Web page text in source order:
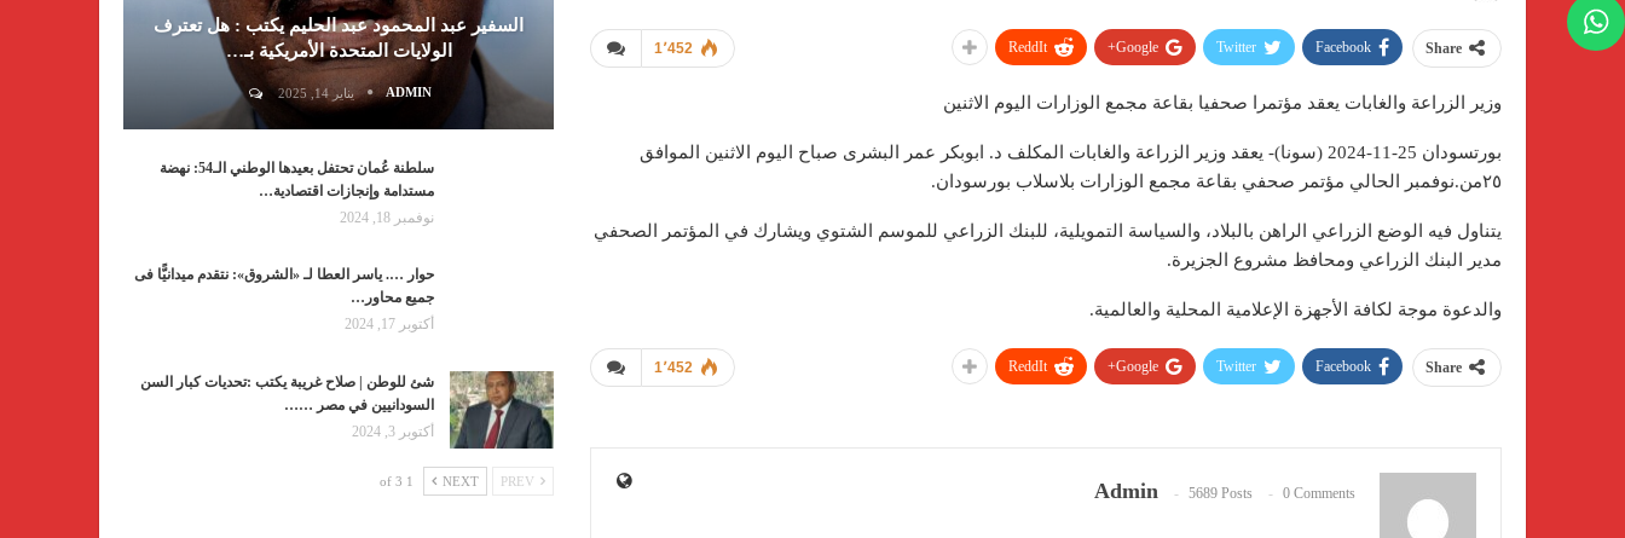
1٬452 Share
Facebook
Twitter
Google+
ReddIt
وزير الزراعة والغابات يعقد مؤتمرا صحفيا بقاعة مجمع الوزارات اليوم الاثنين
بورتسودان 25-11-2024 (سونا)- يعقد وزير الزراعة والغابات المكلف د. ابوبكر عمر البشرى صباح اليوم الاثنين الموافق
٢٥من.نوفمبر الحالي مؤتمر صحفي بقاعة مجمع الوزارات بلاسلاب بورسودان.
يتناول فيه الوضع الزراعي الراهن بالبلاد، والسياسة التمويلية، للبنك الزراعي للموسم الشتوي ويشارك في المؤتمر الصحفي
مدير البنك الزراعي ومحافظ مشروع الجزيرة.
والدعوة موجة لكافة الأجهزة الإعلامية المحلية والعالمية.
1٬452 Share
Facebook
Twitter
Google+
ReddIt
Admin 5689 Posts 0 Comments
السفير عبد المحمود عبد الحليم يكتب : هل تعترف
الولايات المتحدة الأمريكية بـ…
ADMIN يناير 14, 2025
سلطنة عُمان تحتفل بعيدها الوطني الـ54: نهضة
مستدامة وإنجازات اقتصادية…
نوفمبر 18, 2024
حوار …. ياسر العطا لـ «الشروق»: نتقدم ميدانيًّا فى
جميع محاور…
أكتوبر 17, 2024
شئ للوطن | صلاح غريبة يكتب :تحديات كبار السن
السودانيين في مصر ……
أكتوبر 3, 2024
NEXT
1 of 3